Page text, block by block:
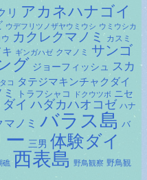
リ アカネハナゴイ
ウデフリツノザヤウミウシ ウミウシカ
カクレクマノミ
カスミ
ギンガハゼ クマノミ サンゴ
グ ジョーフィッシュ スカ
タコ
タテジマキンチャクダイ
トラフシャコ ドクウツボ ニセ
イ ハダカハオコゼ ハナ
ノミ バラス島 バ
三男 体験ダイ
礁 西表島 野鳥観察 野鳥観